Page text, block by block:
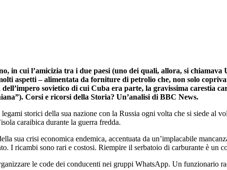
in cui l’amicizia tra i due paesi (uno dei quali, allora, si
aspetti – alimentata da forniture di petrolio che, non solo
sovietico di cui Cuba era parte, la gravissima carestia
Corsi e ricorsi della Storia? Un’analisi di BBC News.
storici della sua nazione con la Russia ogni volta che si siede al
caraibica durante la guerra fredda.
sua crisi economica endemica, accentuata da un’implacabile
I ricambi sono rari e costosi. Riempire il serbatoio di carburante è
le code dei conducenti nei gruppi WhatsApp. Un